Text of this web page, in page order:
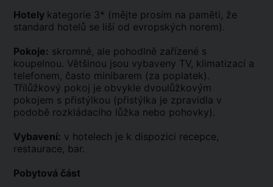
Hotely kategorie 3* (mějte prosím na paměti, že
standard hotelů se liší od evropských norem).
Pokoje: skromné, ale pohodlně zařízené s
koupelnou. Většinou jsou vybaveny TV, klimatizací a
telefonem, často minibarem (za poplatek).
Třílůžkový pokoj je obvykle dvoulůžkovým
pokojem s přistýlkou (přistýlka je zpravidla v
podobě rozkládacího lůžka nebo pohovky).
Vybavení: v hotelech je k dispozici recepce,
restaurace, bar.
Pobytová část